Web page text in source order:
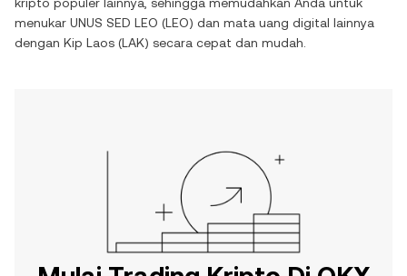
menukar UNUS SED LEO (LEO) dan mata uang digital lainnya
dengan Kip Laos (LAK) secara cepat dan mudah.